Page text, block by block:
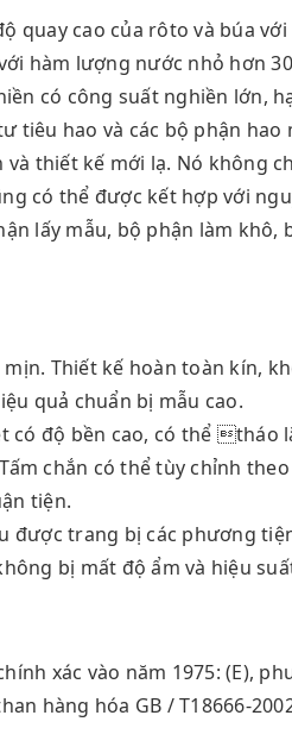
quay cao của rôto và búa
hàm lượng nước nhỏ hơn
có công suất nghiền lớn,
tiêu hao và các bộ phận
thiết kế mới lạ. Nó không
có thể được kết hợp với
lấy mẫu, bộ phận làm
Thiết kế hoàn toàn kín,
quả chuẩn bị mẫu cao.
có độ bền cao, có thể
chắn có thể tùy chỉnh
tiện.
được trang bị các phương
bị mất độ ẩm và hiệu
xác vào năm 1975: (E),
hàng hóa GB / T18666-